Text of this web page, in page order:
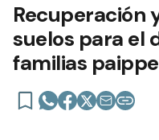
Recuperación
suelos para el
familias